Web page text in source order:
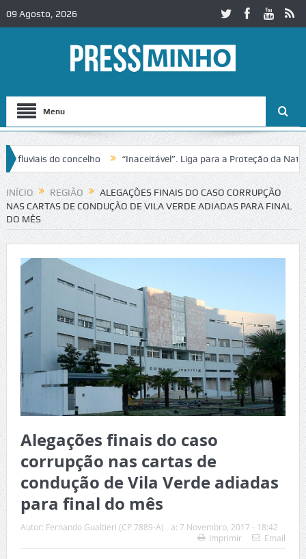
09 Agosto, 2026
Menu
do concelho “Inaceitável”. Liga para a Proteção da Natureza
no IC2 em Alcobaça Igreja do Castelo de Cerveira assegura
INÍCIO REGIÃO
ALEGAÇÕES FINAIS DO CASO CORRUPÇÃO
NAS CARTAS DE CONDUÇÃO DE VILA VERDE ADIADAS PARA FINAL
DO MÊS
Alegações finais do caso
corrupção nas cartas de
condução de Vila Verde adiadas
para final do mês
Autor: Fernando Gualtieri (CP 7889-A) a: 7 Novembro, 2017 - 18:42
Imprimir
Email